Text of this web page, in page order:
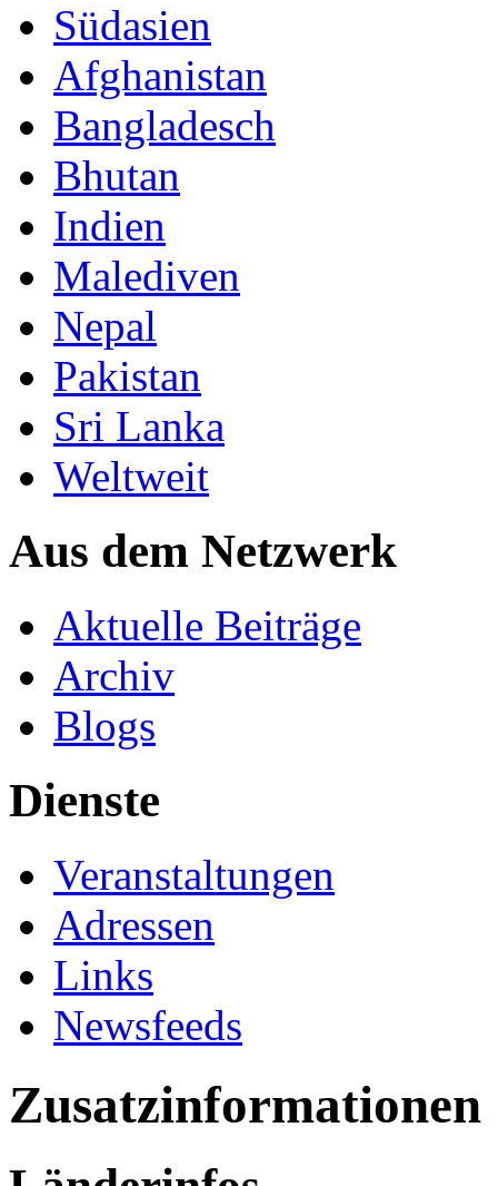
Südasien
Afghanistan
Bangladesch
Bhutan
Indien
Malediven
Nepal
Pakistan
Sri Lanka
Weltweit
Aus dem Netzwerk
Aktuelle Beiträge
Archiv
Blogs
Dienste
Veranstaltungen
Adressen
Links
Newsfeeds
Zusatzinformationen